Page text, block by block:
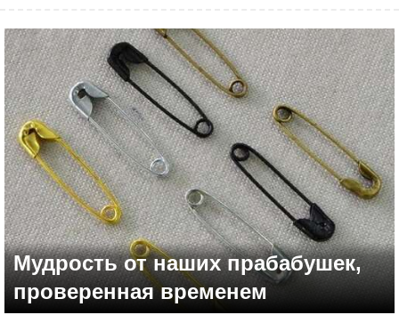
Мудрость от наших прабабушек,
проверенная временем